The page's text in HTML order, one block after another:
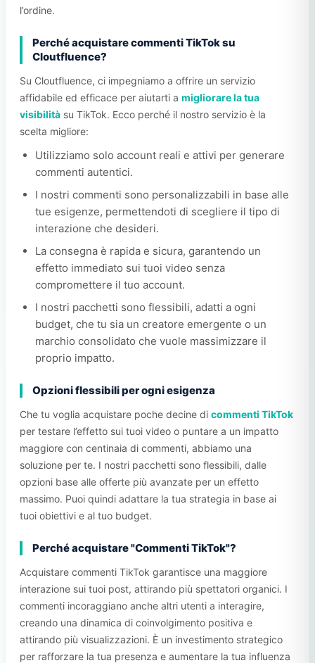
l’ordine.
Perché acquistare commenti TikTok su
Cloutfluence?
Su Cloutfluence, ci impegniamo a offrire un servizio
affidabile ed efficace per aiutarti a migliorare la tua
visibilità su TikTok. Ecco perché il nostro servizio è la
scelta migliore:
Utilizziamo solo account reali e attivi per generare
commenti autentici.
I nostri commenti sono personalizzabili in base alle
tue esigenze, permettendoti di scegliere il tipo di
interazione che desideri.
La consegna è rapida e sicura, garantendo un
effetto immediato sui tuoi video senza
compromettere il tuo account.
I nostri pacchetti sono flessibili, adatti a ogni
budget, che tu sia un creatore emergente o un
marchio consolidato che vuole massimizzare il
proprio impatto.
Opzioni flessibili per ogni esigenza
Che tu voglia acquistare poche decine di commenti TikTok
per testare l’effetto sui tuoi video o puntare a un impatto
maggiore con centinaia di commenti, abbiamo una
soluzione per te. I nostri pacchetti sono flessibili, dalle
opzioni base alle offerte più avanzate per un effetto
massimo. Puoi quindi adattare la tua strategia in base ai
tuoi obiettivi e al tuo budget.
Perché acquistare "Commenti TikTok"?
Acquistare commenti TikTok garantisce una maggiore
interazione sui tuoi post, attirando più spettatori organici. I
commenti incoraggiano anche altri utenti a interagire,
creando una dinamica di coinvolgimento positiva e
attirando più visualizzazioni. È un investimento strategico
per rafforzare la tua presenza e aumentare la tua influenza